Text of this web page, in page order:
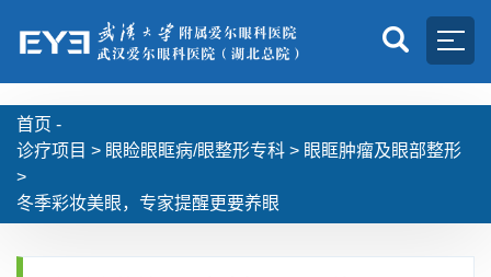
首页 -
诊疗项目 > 眼睑眼眶病/眼整形专科 > 眼眶肿瘤及眼部整形
>
冬季彩妆美眼，专家提醒更要养眼